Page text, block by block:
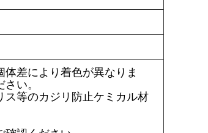
差により着色が異なりま
い。
等のカジリ防止ケミカル材